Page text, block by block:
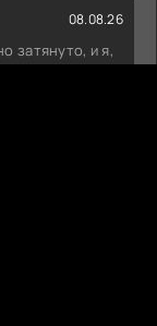
08.08.26
затянуто, и я,